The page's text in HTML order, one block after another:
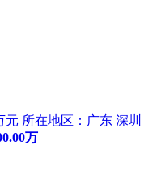
元 所在地区：广东 深圳
万